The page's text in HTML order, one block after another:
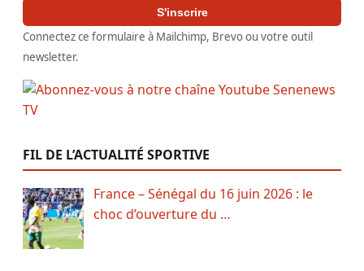
S'inscrire
Connectez ce formulaire à Mailchimp, Brevo ou votre outil
newsletter.
FIL DE L’ACTUALITÉ SPORTIVE
France – Sénégal du 16 juin 2026 : le
choc d’ouverture du …